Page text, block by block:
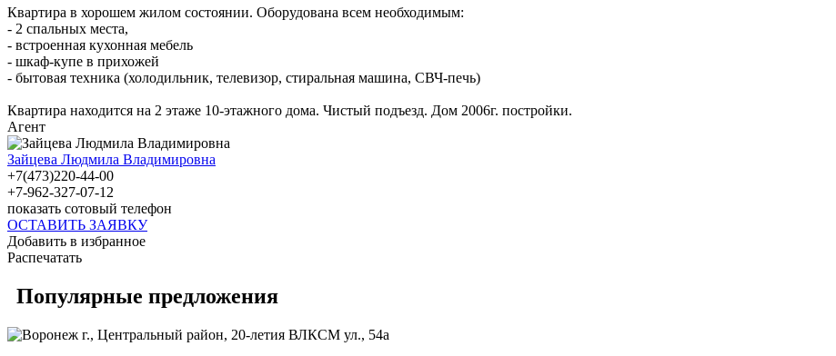
Квартира в хорошем жилом состоянии. Оборудована всем необходимым:
- 2 спальных места,
- встроенная кухонная мебель
- шкаф-купе в прихожей
- бытовая техника (холодильник, телевизор, стиральная машина, СВЧ-печь)
Квартира находится на 2 этаже 10-этажного дома. Чистый подъезд. Дом 2006г. постройки.
Агент
Зайцева Людмила Владимировна
+7(473)220-44-00
+7-962-327-07-12
показать сотовый телефон
ОСТАВИТЬ ЗАЯВКУ
Добавить в избранное
Распечатать
Популярные предложения